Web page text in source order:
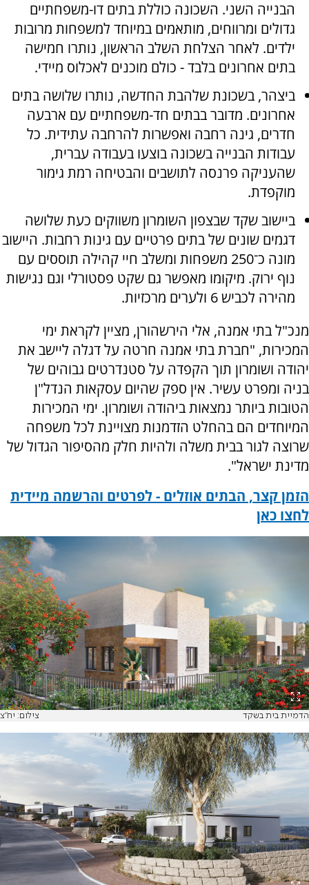
הבנייה השני. השכונה כוללת בתים דו-משפחתיים
גדולים ומרווחים, מותאמים במיוחד למשפחות מרובות
ילדים. לאחר הצלחת השלב הראשון, נותרו חמישה
בתים אחרונים בלבד - כולם מוכנים לאכלוס מיידי.
ביצהר, בשכונת שלהבת החדשה, נותרו שלושה בתים
אחרונים. מדובר בבתים חד-משפחתיים עם ארבעה
חדרים, גינה רחבה ואפשרות להרחבה עתידית. כל
עבודות הבנייה בשכונה בוצעו בעבודה עברית,
שהעניקה פרנסה לתושבים והבטיחה רמת גימור
מוקפדת.
ביישוב שקד שבצפון השומרון משווקים כעת שלושה
דגמים שונים של בתים פרטיים עם גינות רחבות. היישוב
מונה כ־250 משפחות ומשלב חיי קהילה תוססים עם
נוף ירוק. מיקומו מאפשר גם שקט פסטורלי וגם נגישות
מהירה לכביש 6 ולערים מרכזיות.
מנכ"ל בתי אמנה, אלי הירשהורן, מציין לקראת ימי
המכירות, "חברת בתי אמנה חרטה על דגלה ליישב את
יהודה ושומרון תוך הקפדה על סטנדרטים גבוהים של
בניה ומפרט עשיר. אין ספק שהיום עסקאות הנדל"ן
הטובות ביותר נמצאות ביהודה ושומרון. ימי המכירות
המיוחדים הם בהחלט הזדמנות מצויינת לכל משפחה
שרוצה לגור בבית משלה ולהיות חלק מהסיפור הגדול של
מדינת ישראל".
הזמן קצר, הבתים אוזלים - לפרטים והרשמה מיידית
לחצו כאן
הדמיית בית בשקד צילום: יח"צ